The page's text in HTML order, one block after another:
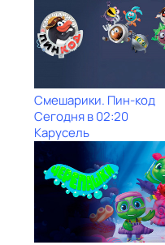
Смешарики. Пин-код
Сегодня в 02:20
Карусель